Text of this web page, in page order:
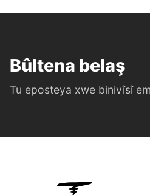
Bûltena belaş
Tu eposteya xwe binivîsî